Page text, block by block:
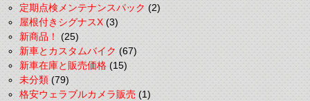
定期点検メンテナンスパック(2)
屋根付きシグナスX(3)
新商品！(25)
新車とカスタムバイク(67)
新車在庫と販売価格(15)
未分類(79)
格安ウェラブルカメラ販売(1)